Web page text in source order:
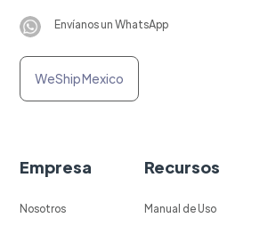
Envíanos un WhatsApp
WeShip Mexico
Empresa
Nosotros
Recursos
Manual de Uso